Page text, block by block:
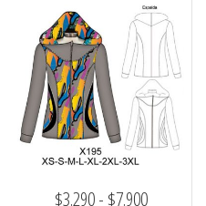
$3.290- $7.900Rango